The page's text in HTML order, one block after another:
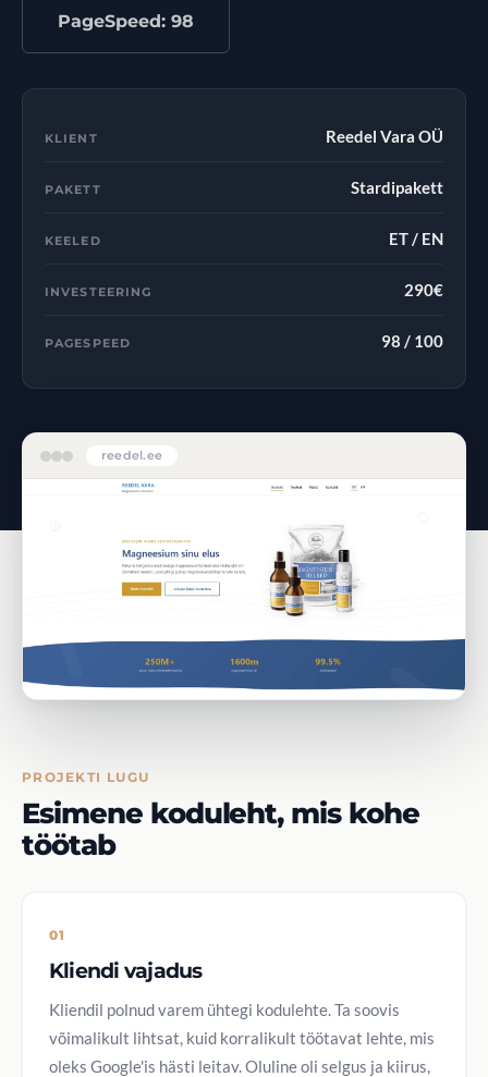
PageSpeed: 98
KLIENT Reedel Vara OÜ
PAKETT Stardipakett
KEELED ET / EN
INVESTEERING 290€
PAGESPEED 98 / 100
reedel.ee
PROJEKTI LUGU
Esimene koduleht, mis kohe
töötab
01
Kliendi vajadus
Kliendil polnud varem ühtegi kodulehte. Ta soovis
võimalikult lihtsat, kuid korralikult töötavat lehte, mis
oleks Google'is hästi leitav. Oluline oli selgus ja kiirus,